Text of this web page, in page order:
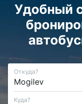
Удобный
Откуда?
Куда?